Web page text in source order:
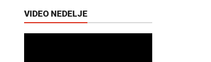
VIDEO NEDELJE